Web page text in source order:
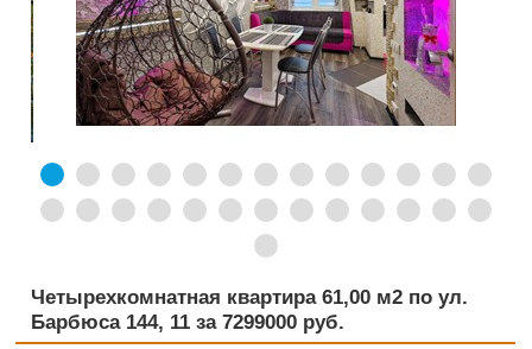
Четырехкомнатная квартира 61,00 м2 по ул.
Барбюса 144, 11 за 7299000 руб.